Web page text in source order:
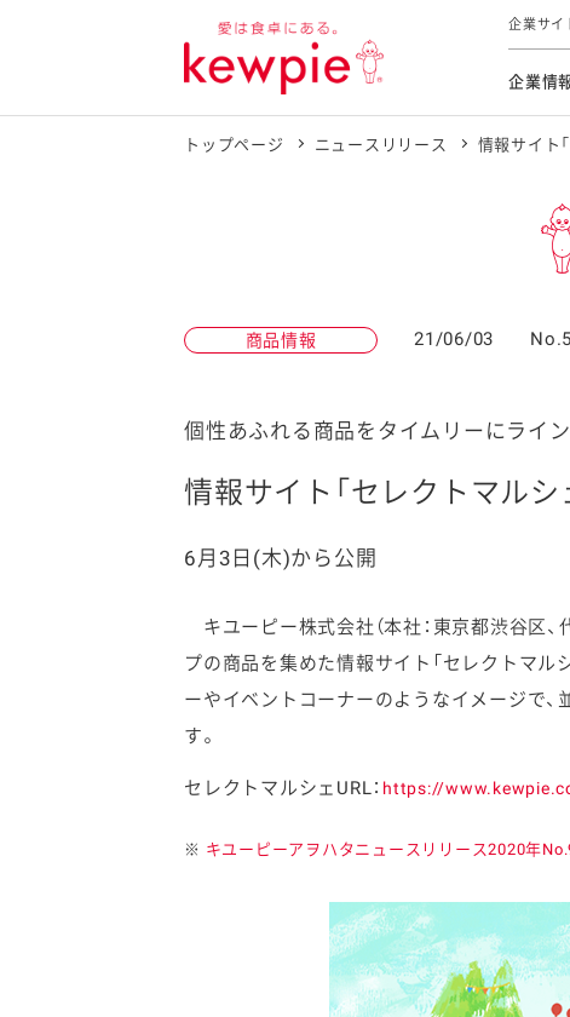
企業サイ
企業情
トップメ
市販用
食育活動方針
食をテーマ
トップメッ
持続可能
品質と安
イニシアチ
サステナ
本部長メ
個人投
IRよく
免責事項
お客様相談
ファインケ
商品情報 21/06/03
個性あふれる商品をタイムリーにライ
情報サイト「セレクトマルシ
6月3日(木)から公開
キユーピー株式会社（本社：東京都渋谷区
プの商品を集めた情報サイト「セレクトマル
ーやイベントコーナーのようなイメージで
す。
セレクトマルシェURL： https://
※ キユーピーアヲハタニュースリリース2020年
トップページ ニュースリリース 情報サイト